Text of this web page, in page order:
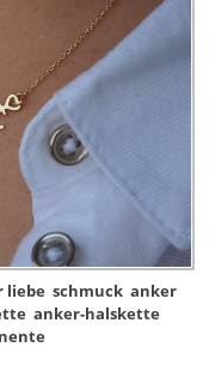
liebe schmuck anker
anker-halskette